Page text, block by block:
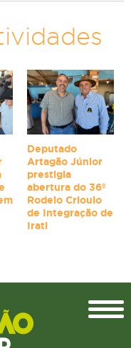
Deputado
Artagão Júnior
prestigia
abertura do 36º
Rodeio Crioulo
de Integração de
Irati